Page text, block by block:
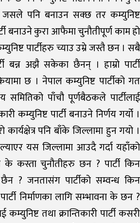
जसले पनि बनाउन सक्छ तर कम्युनिष्ट
बनाउने कुरा आफैमा चुनौतीपूर्ण काम हो
पार्टीहरु च्याउ उम्रे जस्तै छन । सबै
बन्न अझै सकेका छैनन् । हाम्रो पार्टी
छ । नेपाल कम्युनिष्ट पार्टीको गत
समितिको पाँचौ पूर्णबैठकले पार्टीलाई
कम्युनिष्ट पार्टी बनाउने निर्णय गर्यो ।
पनि बाँके जिल्लामा हुन गयो ।
यस जिल्लामा आउदै गर्दा यहाँको
के कस्ता चुनौतीहरु छन ? पार्टी किन
? जनतासंग पार्टीको सम्वन्ध किन
निर्माणका लागि सम्भावना के छन ?
कम्युनिष्ट तथा क्रान्तिकारी पार्टी कसरी